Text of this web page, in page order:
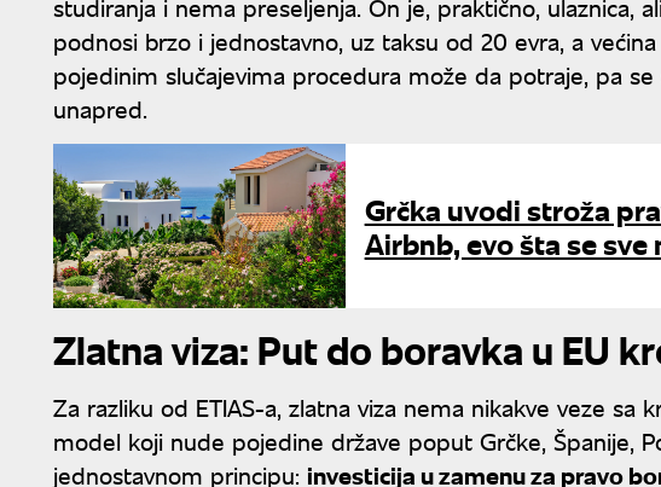
podnosi brzo i jednostavno, uz taksu od 20 evra, a
pojedinim slučajevima procedura može da potraje, pa
unapred.
Grčka uvodi stroža
Airbnb, evo šta se sve
Zlatna viza: Put do boravka u EU
Za razliku od ETIAS-a, zlatna viza nema nikakve veze sa
model koji nude pojedine države poput Grčke, Španije,
jednostavnom principu: investicija u zamenu za pravo